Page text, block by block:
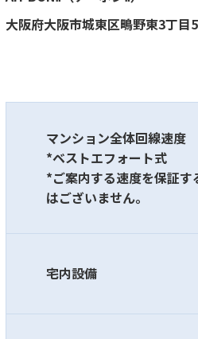
大阪府大阪市城東区鴫野東3丁目
マンション全体回線速度
*ベストエフォート式
*ご案内する速度を保証す
はございません。
宅内設備